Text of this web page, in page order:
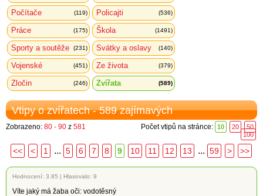
Počítače (119) Policajti (536)
Práce (175) Škola (1491)
Sporty a soutěže (231) Svátky a oslavy (140)
Vojenské (451) Ze života (379)
Zločin (246) Zvířata (589)
Vtipy o zvířatech - 589 zajímavých
Zobrazeno: 80 - 90 z 581 Počet vtipů na stránce: 10 20
50
100
<< < 1 ... 5 6 7 8 9 10 11 12 13 ... 59 > >>
Hodnocení: 3.85 | Hlasovalo: 9
Víte jaký má žaba oči: vodotěsný